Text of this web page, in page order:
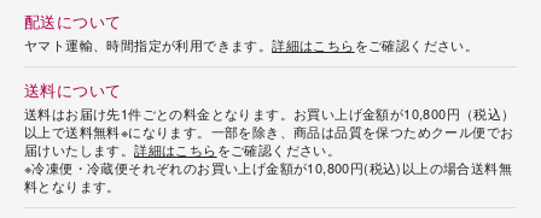
配送について
ヤマト運輸、時間指定が利用できます。詳細はこちらをご確認ください。
送料について
送料はお届け先1件ごとの料金となります。お買い上げ金額が10,800円（税込）
以上で送料無料※になります。一部を除き、商品は品質を保つためクール便でお
届けいたします。詳細はこちらをご確認ください。
※冷凍便・冷蔵便それぞれのお買い上げ金額が10,800円(税込)以上の場合送料無
料となります。